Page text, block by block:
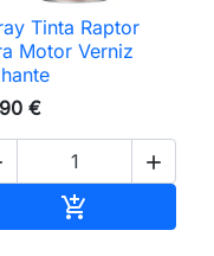
Tinta Raptor
Motor Verniz
€

